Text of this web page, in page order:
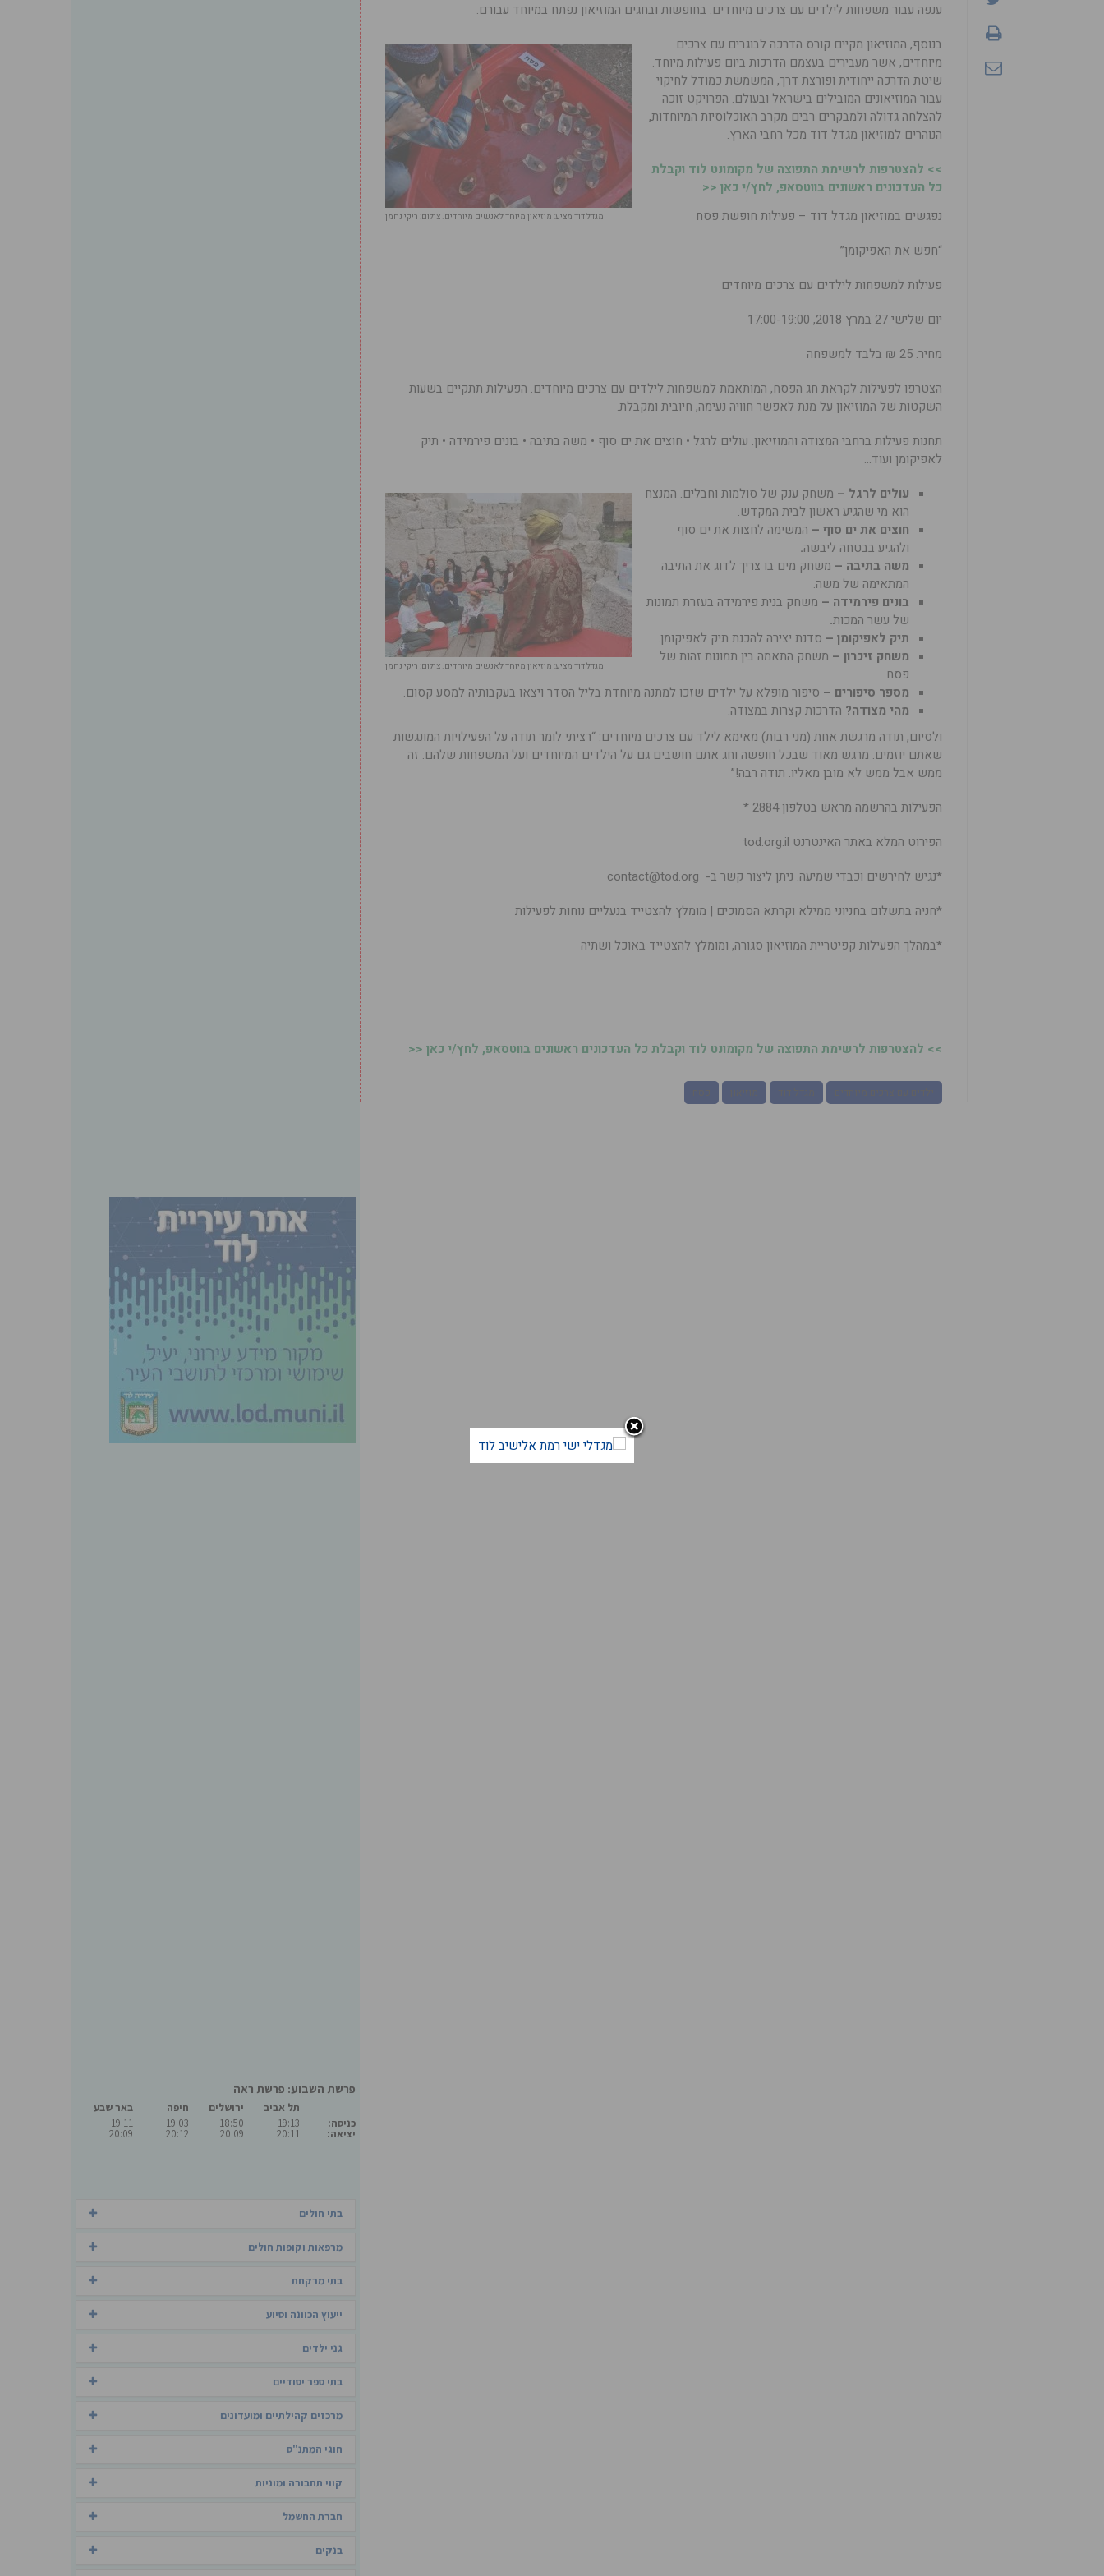
ענפה עבור משפחות לילדים עם צרכים מיוחדים. בחופשות ובחגים המוזיאון נפתח במיוחד עבורם.
מגדל דוד מציע: מוזיאון מיוחד לאנשים מיוחדים. צילום: ריקי נחמן
בנוסף, המוזיאון מקיים קורס הדרכה לבוגרים עם צרכים
מיוחדים, אשר מעבירים בעצמם הדרכות ביום פעילות מיוחד.
שיטת הדרכה ייחודית ופורצת דרך, המשמשת כמודל לחיקוי
עבור המוזיאונים המובילים בישראל ובעולם. הפרויקט זוכה
להצלחה גדולה ולמבקרים רבים מקרב האוכלוסיות המיוחדות,
הנוהרים למוזיאון מגדל דוד מכל רחבי הארץ.
>> להצטרפות לרשימת התפוצה של מקומונט לוד וקבלת
כל העדכונים ראשונים בווטסאפ, לחץ/י כאן <<
נפגשים במוזיאון מגדל דוד – פעילות חופשת פסח
“חפש את האפיקומן”
פעילות למשפחות לילדים עם צרכים מיוחדים
יום שלישי 27 במרץ 2018, 17:00-19:00
מחיר: 25 ₪ בלבד למשפחה
הצטרפו לפעילות לקראת חג הפסח, המותאמת למשפחות לילדים עם צרכים מיוחדים. הפעילות תתקיים בשעות
השקטות של המוזיאון על מנת לאפשר חוויה נעימה, חיובית ומקבלת.
תחנות פעילות ברחבי המצודה והמוזיאון: עולים לרגל • חוצים את ים סוף • משה בתיבה • בונים פירמידה • תיק
לאפיקומן ועוד…
מגדל דוד מציע: מוזיאון מיוחד לאנשים מיוחדים. צילום: ריקי נחמן
עולים לרגל – משחק ענק של סולמות וחבלים. המנצח
הוא מי שהגיע ראשון לבית המקדש.
חוצים את ים סוף – המשימה לחצות את ים סוף
ולהגיע בבטחה ליבשה.
משה בתיבה – משחק מים בו צריך לדוג את התיבה
המתאימה של משה.
בונים פירמידה – משחק בנית פירמידה בעזרת תמונות
של עשר המכות.
תיק לאפיקומן – סדנת יצירה להכנת תיק לאפיקומן.
משחק זיכרון – משחק התאמה בין תמונות זהות של
פסח.
מספר סיפורים – סיפור מופלא על ילדים שזכו למתנה מיוחדת בליל הסדר ויצאו בעקבותיה למסע קסום.
מהי מצודה? הדרכות קצרות במצודה.
ולסיום, תודה מרגשת אחת (מני רבות) מאימא לילד עם צרכים מיוחדים: “רציתי לומר תודה על הפעילויות המונגשות
שאתם יוזמים. מרגש מאוד שבכל חופשה וחג אתם חושבים גם על הילדים המיוחדים ועל המשפחות שלהם. זה
ממש אבל ממש לא מובן מאליו. תודה רבה!”
הפעילות בהרשמה מראש בטלפון 2884 *
הפירוט המלא באתר האינטרנט tod.org.il
*נגיש לחירשים וכבדי שמיעה. ניתן ליצור קשר ב- contact@tod.org
*חניה בתשלום בחניוני ממילא וקרתא הסמוכים | מומלץ להצטייד בנעליים נוחות לפעילות
*במהלך הפעילות קפיטריית המוזיאון סגורה, ומומלץ להצטייד באוכל ושתיה
>> להצטרפות לרשימת התפוצה של מקומונט לוד וקבלת כל העדכונים ראשונים בווטסאפ, לחץ/י כאן <<
פרשת השבוע: פרשת ראה
כניסה:
יציאה:
תל אביב
19:13
20:11
ירושלים
18:50
20:09
חיפה
19:03
20:12
באר שבע
19:11
20:09
בתי חולים
מרפאות וקופות חולים
בתי מרקחת
ייעוץ הכוונה וסיוע
גני ילדים
בתי ספר יסודיים
מרכזים קהילתיים ומועדונים
חוגי המתנ"ס
קווי תחבורה ומוניות
חברת החשמל
בנקים